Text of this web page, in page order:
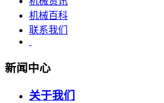
机械百科
联系我们
新闻中心
关于我们